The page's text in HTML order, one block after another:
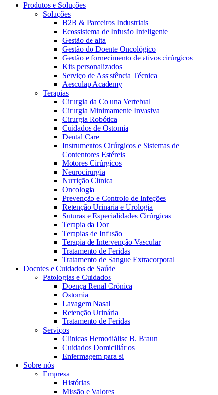
Catálogo de Produtos
Encontre o produto que procura. Visite o catálogo de produtos
da B. Braun com o nosso portfólio completo.
Centro de Inovação
Vamos impulsionar juntos a inovação na tecnologia médica.
Saiba mais sobre o nosso centro de inovação e apresente a sua
Contactos
Em diálogo com a B. Braun. Entre em contacto connosco
Produtos e Soluções
Soluções
B2B & Parceiros Industriais
Ecossistema de Infusão Inteligente
Gestão de alta
Gestão do Doente Oncológico
Gestão e fornecimento de ativos cirúrgicos
Kits personalizados
Serviço de Assistência Técnica
Aesculap Academy
Terapias
Cirurgia da Coluna Vertebral
Cirurgia Minimamente Invasiva
Cirurgia Robótica
Cuidados de Ostomia
Dental Care
Instrumentos Cirúrgicos e Sistemas de
Contentores Estéreis
Motores Cirúrgicos
Neurocirurgia
Nutrição Clínica
Oncologia
Prevenção e Controlo de Infeções
Retenção Urinária e Urologia
Suturas e Especialidades Cirúrgicas
Terapia da Dor
Terapias de Infusão
Terapia de Intervenção Vascular
Tratamento de Feridas
Tratamento de Sangue Extracorporal
Doentes e Cuidados de Saúde
Patologias e Cuidados
Doença Renal Crónica
Ostomia
Lavagem Nasal
Retenção Urinária
Tratamento de Feridas
Serviços
Clínicas Hemodiálise B. Braun
Cuidados Domiciliários
Enfermagem para si
Sobre nós
Empresa
Histórias
Missão e Valores